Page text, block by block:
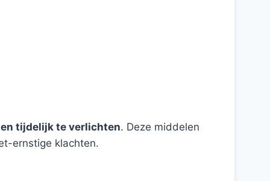
tijdelijk te verlichten. Deze middelen
ernstige klachten.